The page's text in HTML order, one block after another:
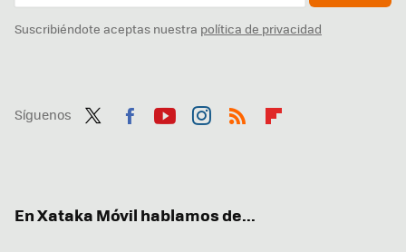
Suscribiéndote aceptas nuestra política de privacidad
Síguenos
En Xataka Móvil hablamos de...